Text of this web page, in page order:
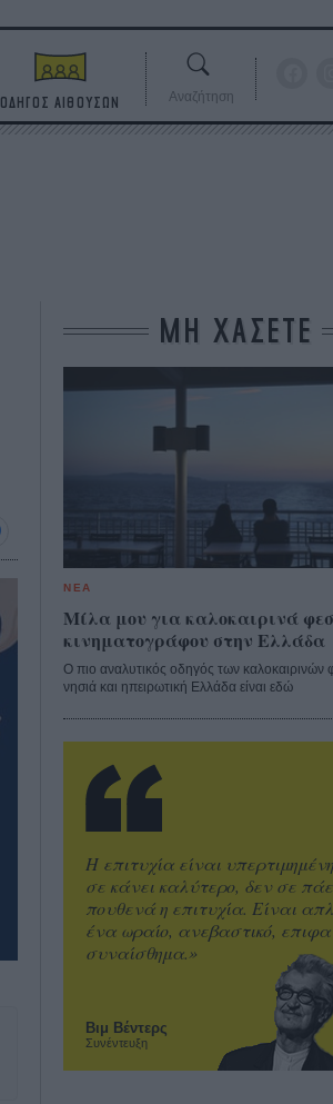
ΟΔΗΓΟΣ ΑΙΘΟΥΣΩΝ Αναζήτηση
ΜΗ ΧΑΣΕΤΕ
ΝΕΑ
Μίλα μου για καλοκαιρινά
κινηματογράφου στην Ελλάδα
Ο πιο αναλυτικός οδηγός των καλοκαιρινών
νησιά και ηπειρωτική Ελλάδα είναι εδώ
Βιμ Βέντερς
Συνέντευξη
Η επιτυχία είναι
σε κάνει καλύτερο, δεν σε
πουθενά η επιτυχία. Είναι
ένα ωραίο, ανεβαστικό,
συναίσθημα.»